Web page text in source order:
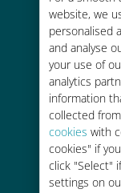
website, we
personalised
and analyse
your use of
analytics
information
collected
cookies with
cookies" if
click "Select"
settings on
Fino al